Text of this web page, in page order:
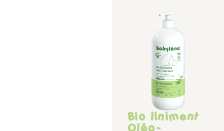
Bio liniment
Oléo-